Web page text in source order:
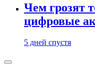
Чем грозят
цифровые
5 дней спустя